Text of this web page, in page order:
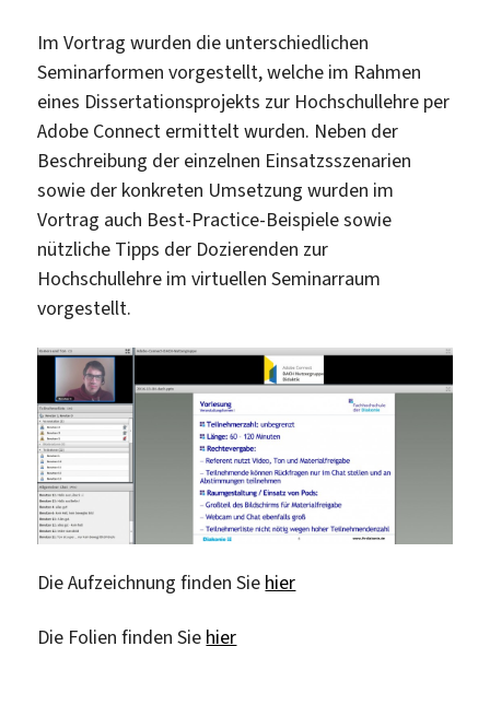
Im Vortrag wurden die unterschiedlichen
Seminarformen vorgestellt, welche im Rahmen
eines Dissertationsprojekts zur Hochschullehre per
Adobe Connect ermittelt wurden. Neben der
Beschreibung der einzelnen Einsatzsszenarien
sowie der konkreten Umsetzung wurden im
Vortrag auch Best-Practice-Beispiele sowie
nützliche Tipps der Dozierenden zur
Hochschullehre im virtuellen Seminarraum
vorgestellt.
Die Aufzeichnung finden Sie hier
Die Folien finden Sie hier